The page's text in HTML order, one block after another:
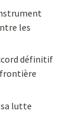
les
définitif
sa lutte